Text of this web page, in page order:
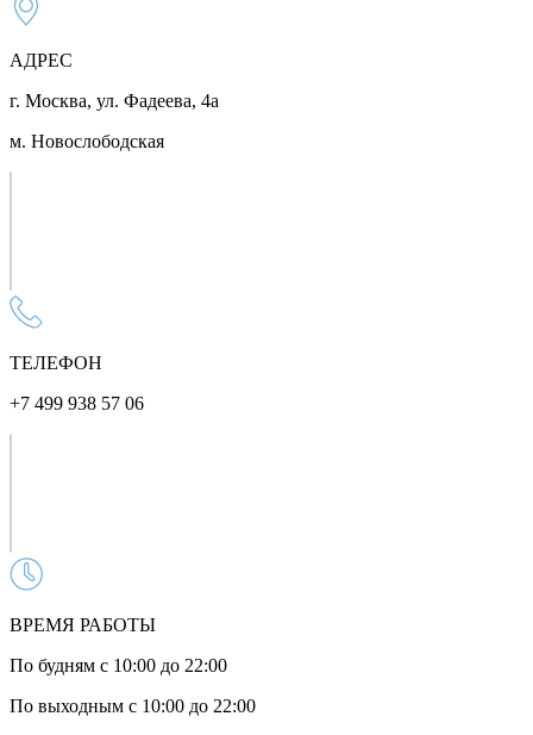
АДРЕС
г. Москва, ул. Фадеева, 4а
м. Новослободская
ТЕЛЕФОН
+7 499 938 57 06
ВРЕМЯ РАБОТЫ
По будням с 10:00 до 22:00
По выходным с 10:00 до 22:00